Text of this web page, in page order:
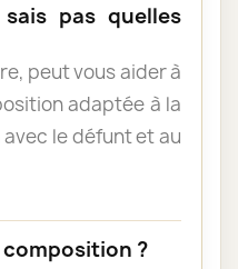
pas quelles
peut vous aider à
adaptée à la
le défunt et au
composition ?